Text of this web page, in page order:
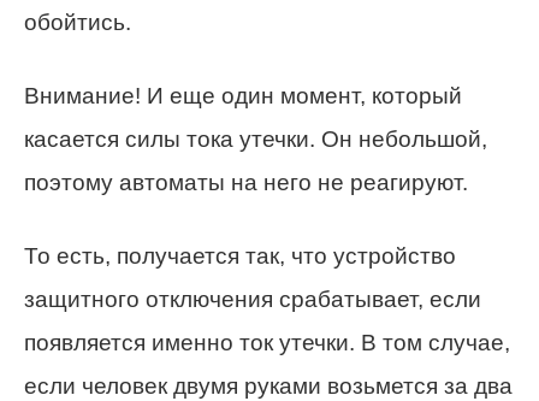
обойтись.
Внимание! И еще один момент, который
касается силы тока утечки. Он небольшой,
поэтому автоматы на него не реагируют.
То есть, получается так, что устройство
защитного отключения срабатывает, если
появляется именно ток утечки. В том случае,
если человек двумя руками возьмется за два